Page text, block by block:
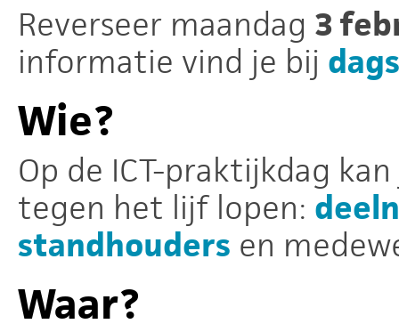
Reverseer maandag 3
informatie vind je bij
Wie?
Op de ICT-praktijkdag
tegen het lijf lopen:
standhouders en
Waar?